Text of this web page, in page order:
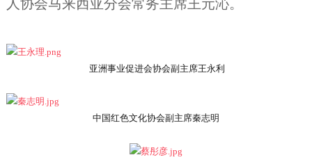
人协会马来西亚分会常务主席王元沁。
亚洲事业促进会协会副主席王永利
中国红色文化协会副主席秦志明